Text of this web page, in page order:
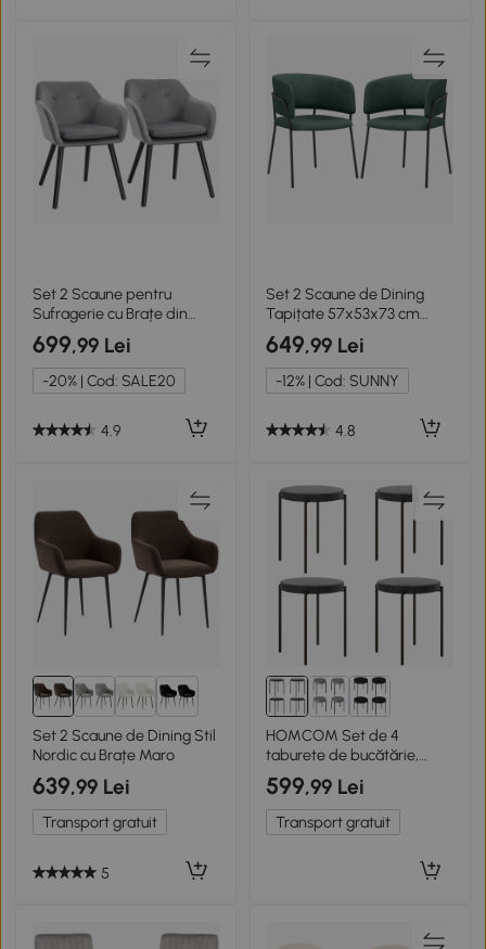
Set 2 Scaune pentru
Sufragerie cu Brațe din
Catifea Gri
699,99 Lei
-20% | Cod: SALE20
4.9
Set 2 Scaune de Dining
Tapițate 57x53x73 cm
Verde
649,99 Lei
-12% | Cod: SUNNY
4.8
1+
Set 2 Scaune de Dining Stil
Nordic cu Brațe Maro
639,99 Lei
Transport gratuit
5
HOMCOM Set de 4
taburete de bucătărie,
empilabile, stil catifea,
până la 100 kg, cadru din
oțel, 41,5 x 41,5 x 46 cm, Gri
închis
599,99 Lei
Transport gratuit